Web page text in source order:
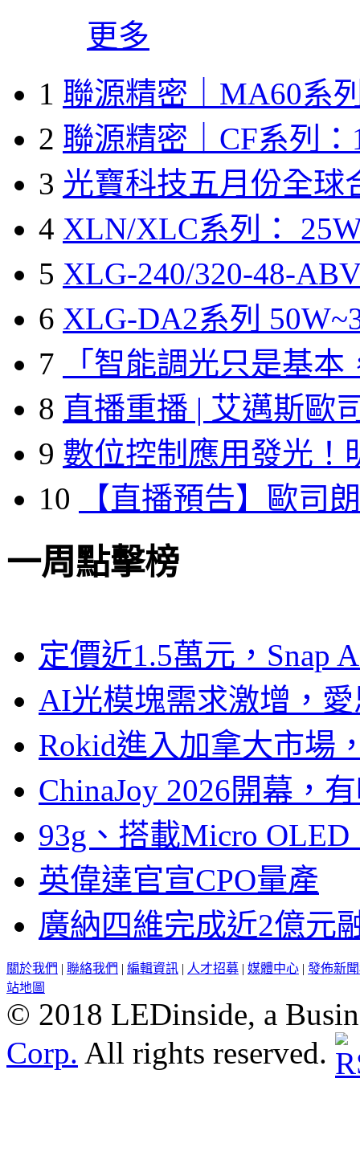
更多
1 聯源精密｜MA60系
2 聯源精密｜CF系列：
3 光寶科技五月份全球
4 XLN/XLC系列：
5 XLG-240/320-48-
6 XLG-DA2系列
7
「智能調光只是基本
8 直播重播 | 艾邁斯歐
9 數位控制應用發光！
10
【直播預告】歐司
一周點擊榜
定價近1.5萬元，Snap
AI光模塊需求激增，
Rokid進入加拿大市場
ChinaJoy 2026開幕，
93g、搭載Micro
英偉達官宣CPO量產
廣納四維完成近2億元
關於我們 | 聯絡我們 | 編輯資訊 | 人才招募 | 媒體中心 | 發佈新
站地圖
© 2018 LEDinside, a
Corp. All rights reserved.